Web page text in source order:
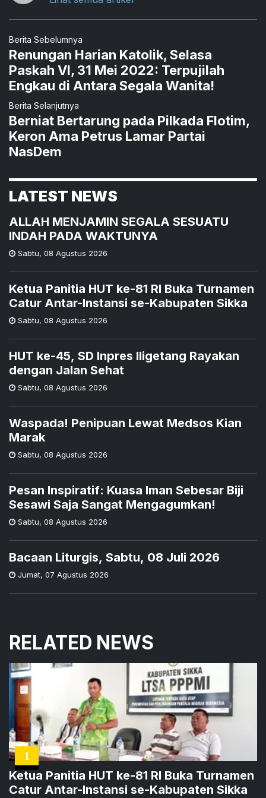
Berita Sebelumnya
Renungan Harian Katolik, Selasa
Paskah VI, 31 Mei 2022: Terpujilah
Engkau di Antara Segala Wanita!
Berita Selanjutnya
Berniat Bertarung pada Pilkada Flotim,
Keron Ama Petrus Lamar Partai
NasDem
LATEST NEWS
ALLAH MENJAMIN SEGALA SESUATU
INDAH PADA WAKTUNYA
Sabtu, 08 Agustus 2026
Ketua Panitia HUT ke-81 RI Buka Turnamen
Catur Antar-Instansi se-Kabupaten Sikka
Sabtu, 08 Agustus 2026
HUT ke-45, SD Inpres Iligetang Rayakan
dengan Jalan Sehat
Sabtu, 08 Agustus 2026
Waspada! Penipuan Lewat Medsos Kian
Marak
Sabtu, 08 Agustus 2026
Pesan Inspiratif: Kuasa Iman Sebesar Biji
Sesawi Saja Sangat Mengagumkan!
Sabtu, 08 Agustus 2026
Bacaan Liturgis, Sabtu, 08 Juli 2026
Jumat, 07 Agustus 2026
RELATED NEWS
1
Ketua Panitia HUT ke-81 RI Buka Turnamen
Catur Antar-Instansi se-Kabupaten Sikka